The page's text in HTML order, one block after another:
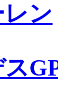
ン